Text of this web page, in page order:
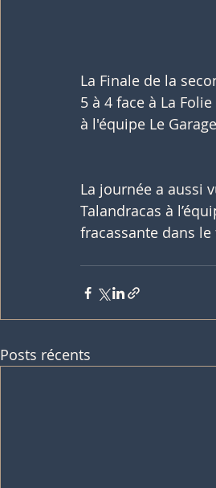
La Finale de la
5 à 4 face à La
à l'équipe Le
La journée a aussi
Talandracas à
fracassante dans
Posts récents